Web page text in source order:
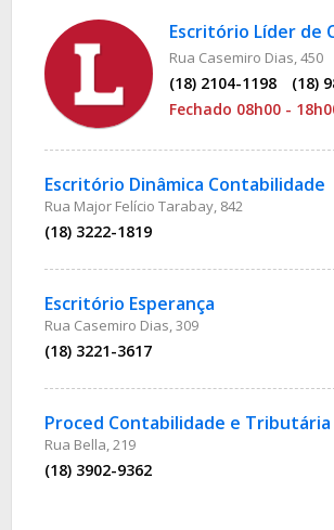
Escritório Líder de
Rua Casemiro Dias, 450
(18) 2104-1198
(18)
Fechado 08h00 -
Escritório Dinâmica Contabilidade
Rua Major Felício Tarabay, 842
(18) 3222-1819
Escritório Esperança
Rua Casemiro Dias, 309
(18) 3221-3617
Proced Contabilidade e Tributária
Rua Bella, 219
(18) 3902-9362